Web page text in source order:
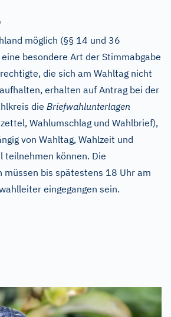
möglich (§§ 14 und 36
eine besondere Art der Stimmabgabe
die sich am Wahltag nicht
erhalten auf Antrag bei der
die Briefwahlunterlagen
Wahlumschlag und Wahlbrief),
von Wahltag, Wahlzeit und
teilnehmen können. Die
müssen bis spätestens 18 Uhr am
eingegangen sein.